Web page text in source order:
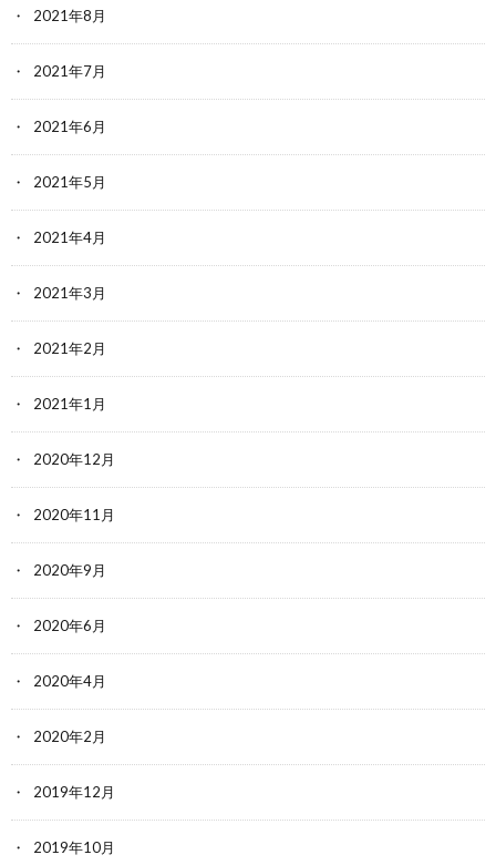
2021年8月
2021年7月
2021年6月
2021年5月
2021年4月
2021年3月
2021年2月
2021年1月
2020年12月
2020年11月
2020年9月
2020年6月
2020年4月
2020年2月
2019年12月
2019年10月